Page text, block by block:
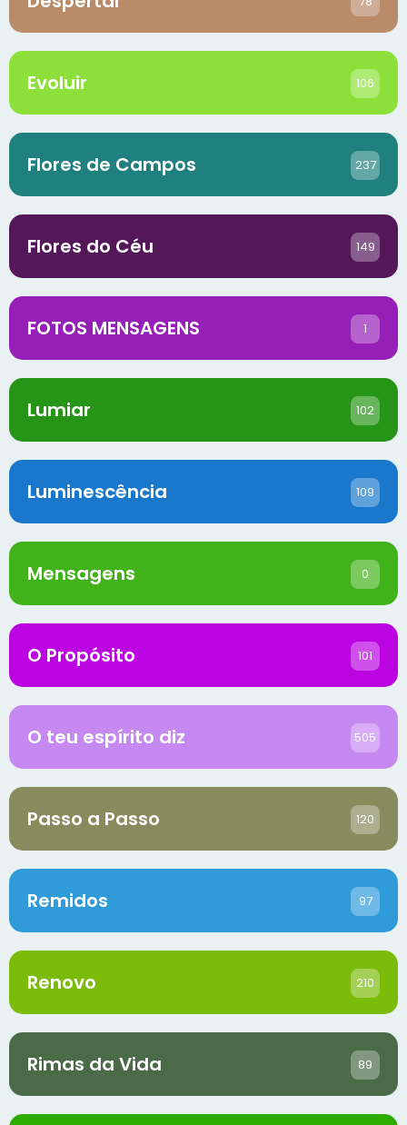
Evoluir 106
Flores de Campos 237
Flores do Céu 149
FOTOS MENSAGENS 1
Lumiar 102
Luminescência 109
Mensagens 0
O Propósito 101
O teu espírito diz 505
Passo a Passo 120
Remidos 97
Renovo 210
Rimas da Vida 89